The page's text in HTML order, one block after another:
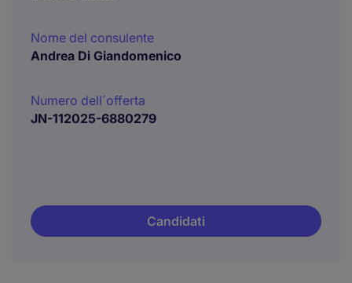
Nome del consulente
Andrea Di Giandomenico
Numero dell´offerta
JN-112025-6880279
Candidati